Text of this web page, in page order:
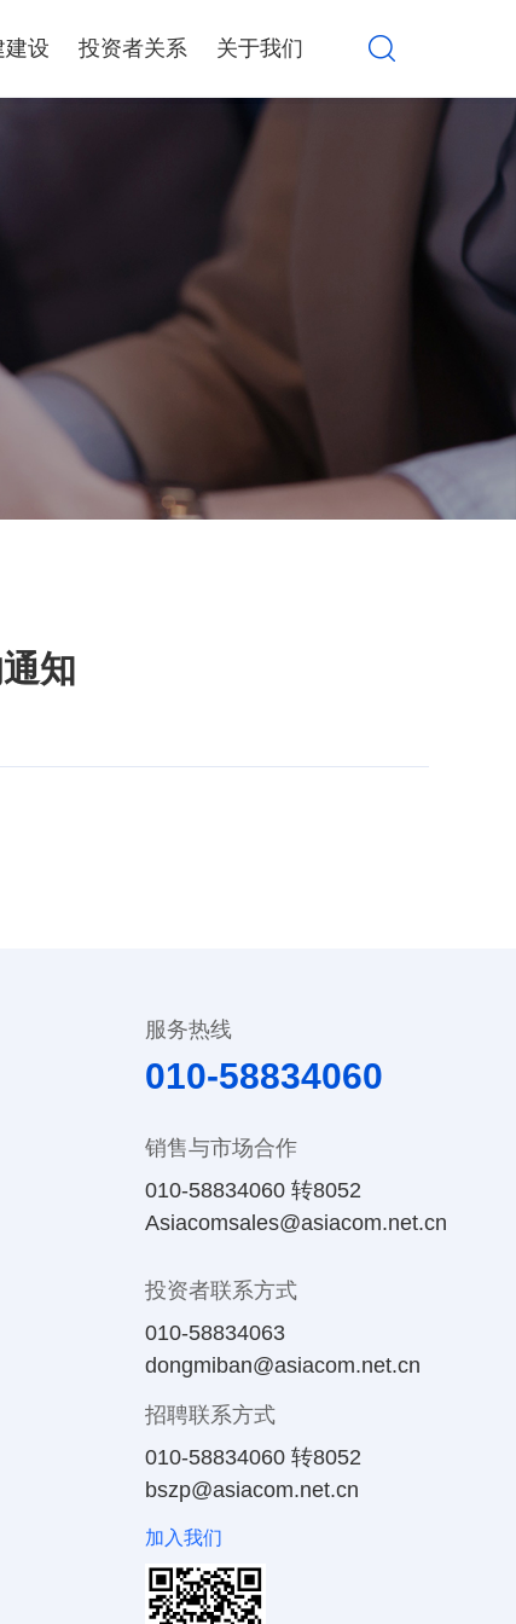
算力设备集成销售
建设 投资者关系
互动交流
环境、社会与治理
投资者教育
关于我们
公司介绍
知
服务热线
010-58834060
销售与市场合作
010-58834060 转8052
Asiacomsales@asiacom.net.cn
投资者联系方式
010-58834063
dongmiban@asiacom.net.cn
招聘联系方式
010-58834060 转8052
bszp@asiacom.net.cn
加入我们